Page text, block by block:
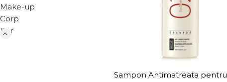
Make-up
Corp
Par
Sampon Antimatreata pentru